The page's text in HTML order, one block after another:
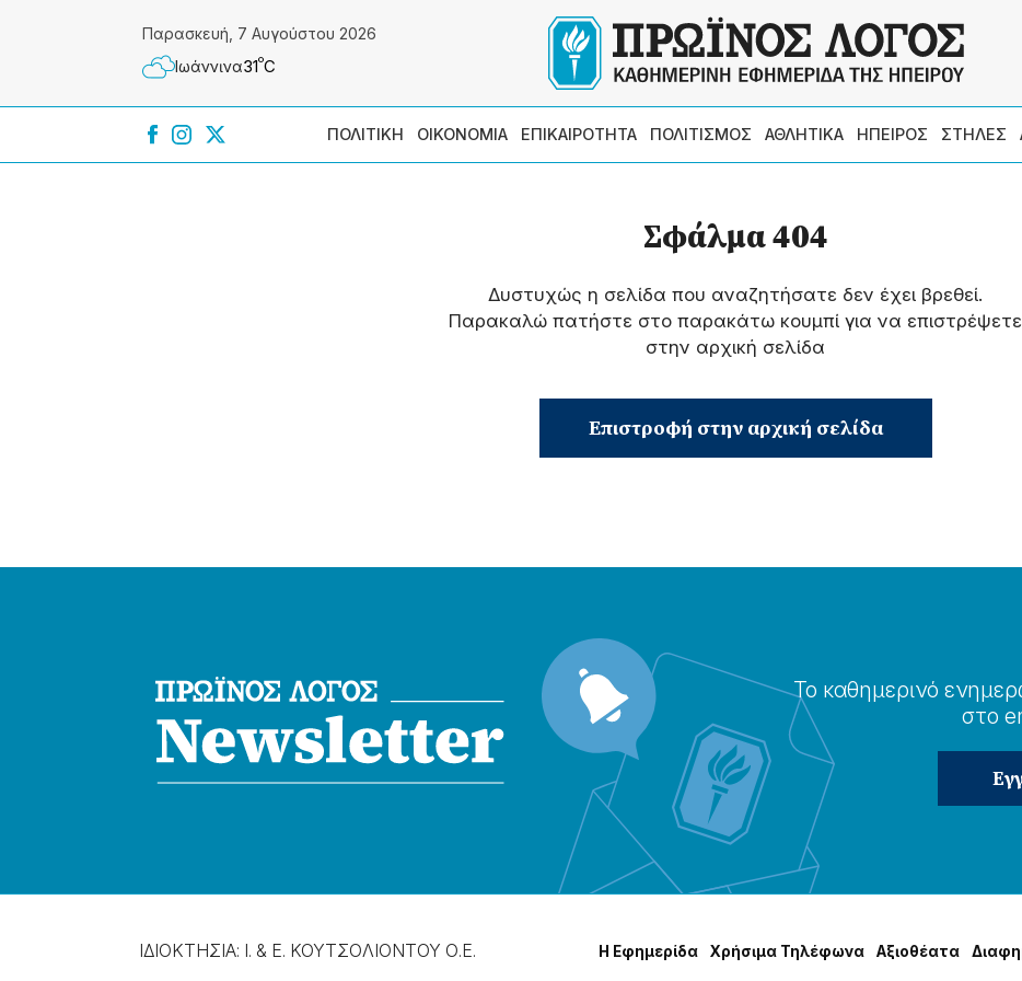
Παρασκευή, 7 Αυγούστου 2026
Ιωάννɩνα31ºC
ΠΟΛΙΤΙΚΗ ΟΙΚΟΝΟΜΙΑ ΕΠΙΚΑΙΡΟΤΗΤΑ ΠΟΛΙΤΙΣΜΟΣ ΑΘΛΗΤΙΚΑ ΗΠΕΙΡΟΣ ΣΤΗΛΕΣ
Σφάλμα 404
Δυστυχώς η σελίδα που αναζητήσατε δεν έχει βρεθεί.
Παρακαλώ πατήστε στο παρακάτω κουμπί για να επιστρέψετε
στην αρχική σελίδα
Επιστροφή στην αρχική σελίδα
Το καθημερɩνό
στο
ΙΔΙΟΚΤΗΣΙΑ: Ι. & Ε. ΚΟΥΤΣΟΛΙΟΝΤΟΥ Ο.Ε. Η Εφημερίδα Χρήσɩμα Τηλέφωνα Αξɩοθέατα